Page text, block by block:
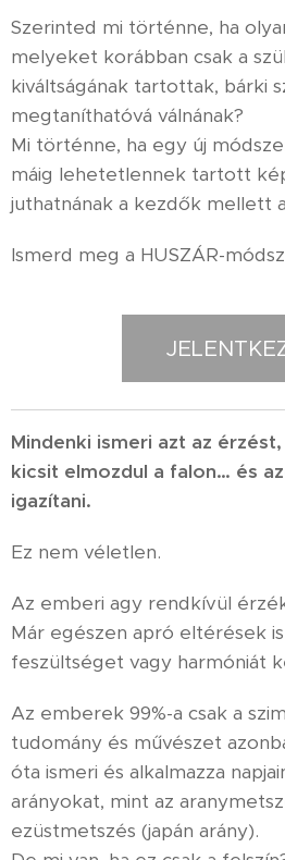
Szerinted mi történne, ha
melyeket korábban csak a
kiváltságának tartottak, bárki
megtaníthatóvá válnának?
Mi történne, ha egy új
máig lehetetlennek tartott
juthatnának a kezdők mellett
Ismerd meg a HUSZÁR-
Mindenki ismeri azt az
kicsit elmozdul a falon… és
igazítani.
Ez nem véletlen.
Az emberi agy rendkívül
Már egészen apró eltérések
feszültséget vagy harmóniát
Az emberek 99%-a csak a
tudomány és művészet
óta ismeri és alkalmazza
arányokat, mint az
ezüstmetszés (japán arány).